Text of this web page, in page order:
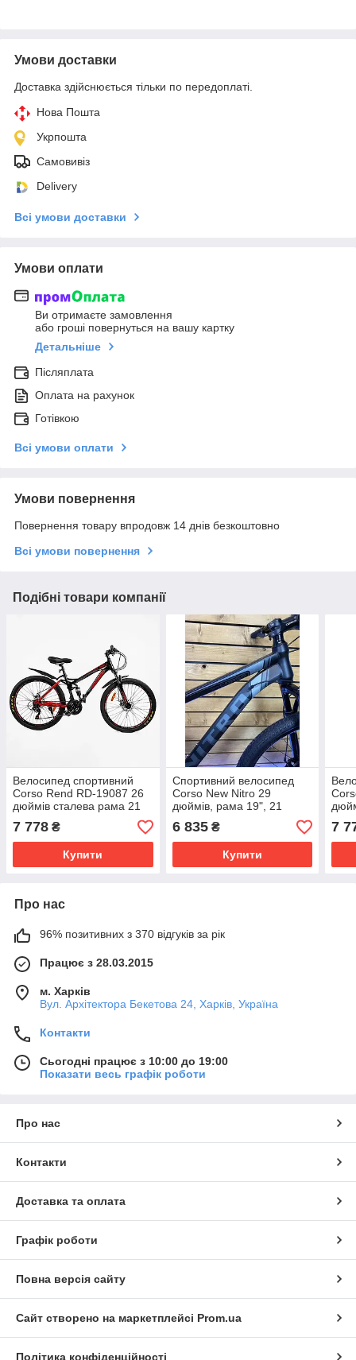
Умови доставки
Доставка здійснюється тільки по передоплаті.
Нова Пошта
Укрпошта
Самовивіз
Delivery
Всі умови доставки
Умови оплати
Ви отримаєте замовлення
або гроші повернуться на вашу картку
Детальніше
Післяплата
Оплата на рахунок
Готівкою
Всі умови оплати
Умови повернення
Повернення товару впродовж 14 днів безкоштовно
Всі умови повернення
Подібні товари компанії
Велосипед спортивний
Corso Rend RD-19087 26
дюймів сталева рама 21
швидкість Shimano
7 778 ₴
Купити
Спортивний велосипед
Corso New Nitro 29
дюймів, рама 19", 21
швидкість Shimano,
сталева рама
6 835₴
Купити
7
Про нас
96% позитивних з 370 відгуків за рік
Працює з 28.03.2015
м. Харків
Вул. Архітектора Бекетова 24, Харків, Україна
Контакти
Сьогодні працює з 10:00 до 19:00
Показати весь графік роботи
Про нас
Контакти
Доставка та оплата
Графік роботи
Повна версія сайту
Сайт створено на маркетплейсі Prom.ua
Політика конфіденційності